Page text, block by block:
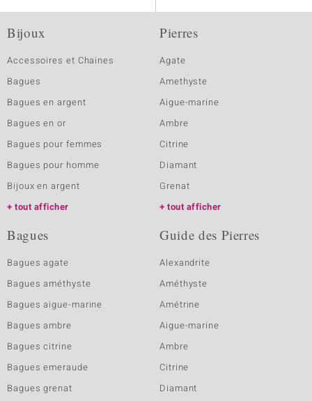
Bijoux
Accessoires et Chaines
Bagues
Bagues en argent
Bagues en or
Bagues pour femmes
Bagues pour homme
Bijoux en argent
tout afficher
Pierres
Agate
Amethyste
Aigue-marine
Ambre
Citrine
Diamant
Grenat
tout afficher
Bagues
Bagues agate
Bagues améthyste
Bagues aigue-marine
Bagues ambre
Bagues citrine
Bagues emeraude
Bagues grenat
Guide des Pierres
Alexandrite
Améthyste
Amétrine
Aigue-marine
Ambre
Citrine
Diamant